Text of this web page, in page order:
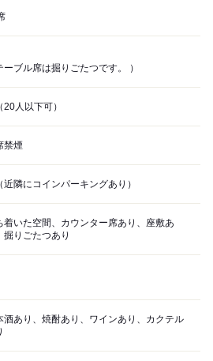
ーブル席は掘りごたつです。 ）
20人以下可）
禁煙
近隣にコインパーキングあり）
着いた空間、カウンター席あり、座敷あ
掘りごたつあり
酒あり、焼酎あり、ワインあり、カクテル